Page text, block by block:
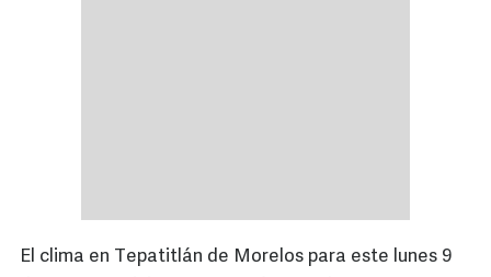
El clima en Tepatitlán de Morelos para este lunes 9